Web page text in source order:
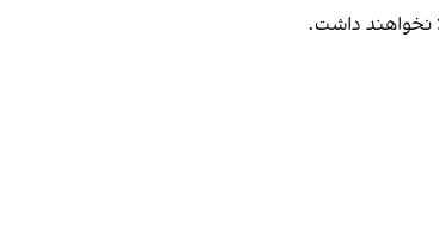
نخواهند داشت.